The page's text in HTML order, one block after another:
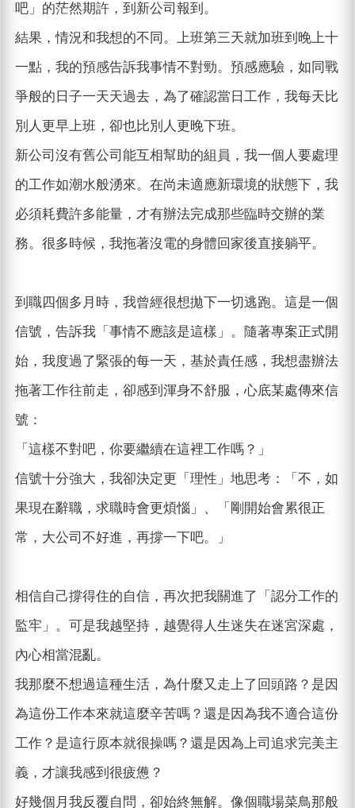
吧」的茫然期許，到新公司報到。
結果，情況和我想的不同。上班第三天就加班到晚上十
一點，我的預感告訴我事情不對勁。預感應驗，如同戰
爭般的日子一天天過去，為了確認當日工作，我每天比
別人更早上班，卻也比別人更晚下班。
新公司沒有舊公司能互相幫助的組員，我一個人要處理
的工作如潮水般湧來。在尚未適應新環境的狀態下，我
必須耗費許多能量，才有辦法完成那些臨時交辦的業
務。很多時候，我拖著沒電的身體回家後直接躺平。
到職四個多月時，我曾經很想拋下一切逃跑。這是一個
信號，告訴我「事情不應該是這樣」。隨著專案正式開
始，我度過了緊張的每一天，基於責任感，我想盡辦法
拖著工作往前走，卻感到渾身不舒服，心底某處傳來信
號：
「這樣不對吧，你要繼續在這裡工作嗎？」
信號十分強大，我卻決定更「理性」地思考：「不，如
果現在辭職，求職時會更煩惱」、「剛開始會累很正
常，大公司不好進，再撐一下吧。」
相信自己撐得住的自信，再次把我關進了「認分工作的
監牢」。可是我越堅持，越覺得人生迷失在迷宮深處，
內心相當混亂。
我那麼不想過這種生活，為什麼又走上了回頭路？是因
為這份工作本來就這麼辛苦嗎？還是因為我不適合這份
工作？是這行原本就很操嗎？還是因為上司追求完美主
義，才讓我感到很疲憊？
好幾個月我反覆自問，卻始終無解。像個職場菜鳥那般